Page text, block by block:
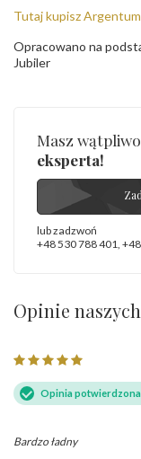
Tutaj kupisz Argentum
Opracowano na
Jubiler
Masz
eksperta!
lub zadzwoń
+48 530 788 401
Opinie
Opinia potwierdzona
Bardzo ładny